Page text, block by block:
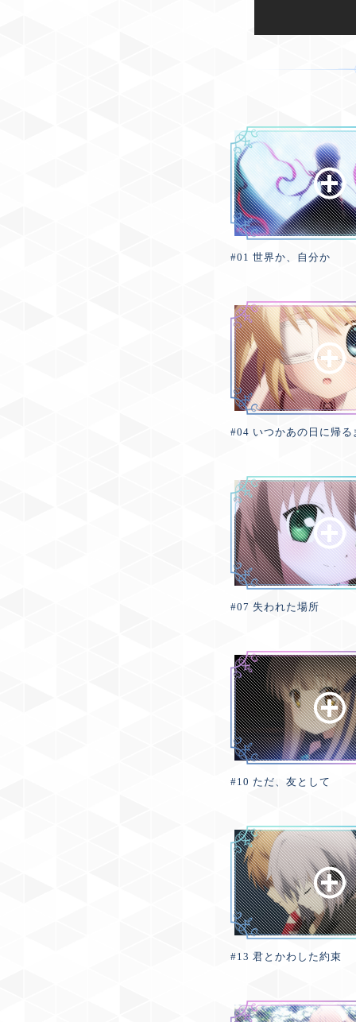
#01 世界か、自分か
#04 いつかあの日に帰る
#07 失われた場所
#10 ただ、友として
#13 君とかわした約束